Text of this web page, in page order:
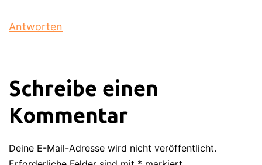
Antworten
Schreibe einen
Kommentar
Deine E-Mail-Adresse wird nicht veröffentlicht.